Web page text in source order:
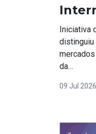
Iniciativa
distinguiu
da…
09 Jul 2026